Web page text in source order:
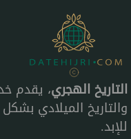
التاريخ الهجري، يقدم
والتاريخ الميلادي
للإبد.